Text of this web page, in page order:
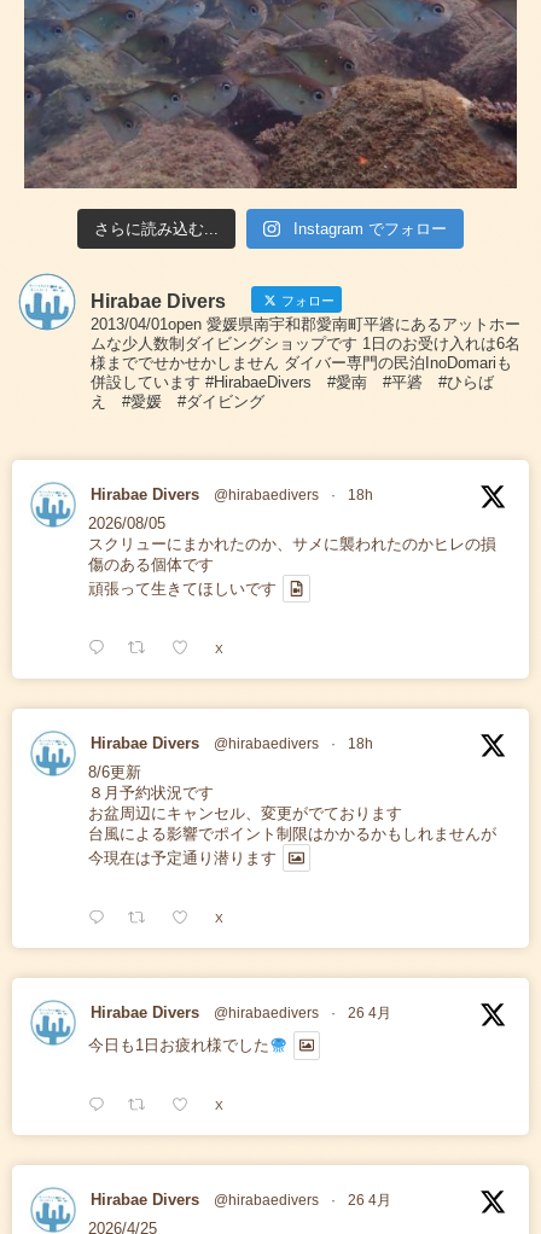
さらに読み込む... Instagram でフォロー
Hirabae Divers フォロー
2013/04/01open 愛媛県南宇和郡愛南町平碆にあるアットホー
ムな少人数制ダイビングショップです 1日のお受け入れは6名
様まででせかせかしません ダイバー専門の民泊InoDomariも
併設しています #HirabaeDivers #愛南 #平碆 #ひらば
え #愛媛 #ダイビング
Hirabae Divers @hirabaedivers · 18h
2026/08/05
スクリューにまかれたのか、サメに襲われたのかヒレの損
傷のある個体です
頑張って生きてほしいです
X
Hirabae Divers @hirabaedivers · 18h
8/6更新
８月予約状況です
お盆周辺にキャンセル、変更がでております
台風による影響でポイント制限はかかるかもしれませんが
今現在は予定通り潜ります
X
Hirabae Divers @hirabaedivers · 26 4月
今日も1日お疲れ様でした
X
Hirabae Divers @hirabaedivers · 26 4月
2026/4/25